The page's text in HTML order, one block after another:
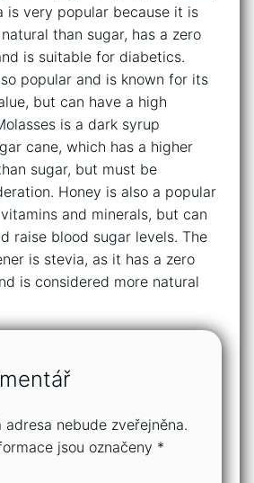
is very popular because it is
than sugar, has a zero
is suitable for diabetics.
popular and is known for its
but can have a high
is a dark syrup
cane, which has a higher
sugar, but must be
Honey is also a popular
and minerals, but can
raise blood sugar levels. The
is stevia, as it has a zero
is considered more natural
adresa nebude zveřejněna.
jsou označeny *